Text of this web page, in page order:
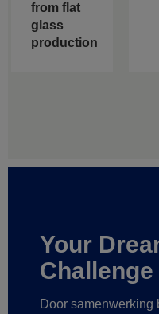
from flat
glass
production
Your
Challenge
Door samenwerking